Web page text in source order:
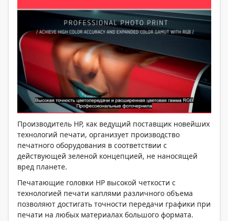
Производитель HP, как ведущий поставщик новейших
технологий печати, организует производство
печатного оборудования в соответствии с
действующей зеленой концепцией, не наносящей
вред планете.
Печатающие головки HP высокой четкости с
технологией печати каплями различного объема
позволяют достигать точности передачи графики при
печати на любых материалах большого формата.